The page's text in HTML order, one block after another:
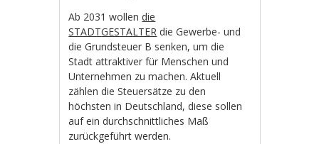
Ab 2031 wollendie
STADTGESTALTER die Gewerbe- und
die Grundsteuer B senken, um die
Stadt attraktiver für Menschen und
Unternehmen zu machen. Aktuell
zählen die Steuersätze zu den
höchsten in Deutschland, diese sollen
auf ein durchschnittliches Maß
zurückgeführt werden.